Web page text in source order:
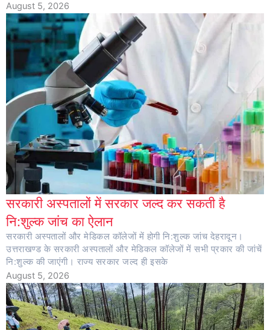
August 5, 2026
सरकारी अस्पतालों में सरकार जल्द कर सकती है
नि:शुल्क जांच का ऐलान
सरकारी अस्पतालों और मेडिकल कॉलेजों में होगी नि:शुल्क जांच देहरादून।
उत्तराखण्ड के सरकारी अस्पतालों और मेडिकल कॉलेजों में सभी प्रकार की जांचें
नि:शुल्क की जाएंगी। राज्य सरकार जल्द ही इसके
August 5, 2026